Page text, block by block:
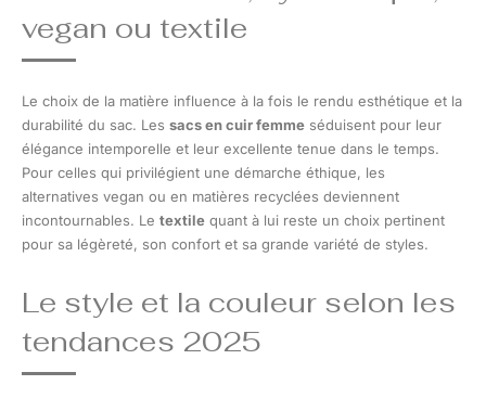
vegan ou textile
Le choix de la matière influence à la fois le rendu esthétique et la
durabilité du sac. Les sacs en cuir femme séduisent pour leur
élégance intemporelle et leur excellente tenue dans le temps.
Pour celles qui privilégient une démarche éthique, les
alternatives vegan ou en matières recyclées deviennent
incontournables. Le textile quant à lui reste un choix pertinent
pour sa légèreté, son confort et sa grande variété de styles.
Le style et la couleur selon les
tendances 2025